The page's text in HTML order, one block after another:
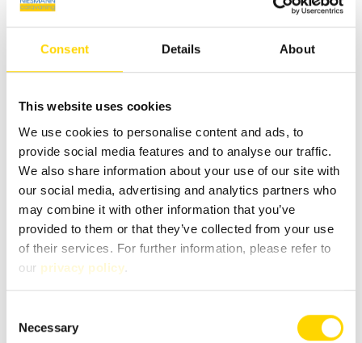
Consent Details About
This website uses cookies
We use cookies to personalise content and ads, to
provide social media features and to analyse our traffic.
We also share information about your use of our site with
our social media, advertising and analytics partners who
may combine it with other information that you’ve
provided to them or that they’ve collected from your use
of their services. For further information, please refer to
our privacy policy.
Selection
Necessary
Email*
Phone
Message *